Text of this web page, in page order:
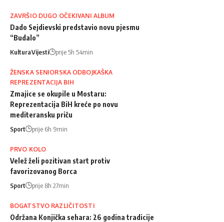
ZAVRŠIO DUGO OČEKIVANI ALBUM
Dado Sejdievski predstavio novu pjesmu
“Budalo”
KulturaVijesti prije 5h 54min
ŽENSKA SENIORSKA ODBOJKAŠKA
REPREZENTACIJA BIH
Zmajice se okupile u Mostaru:
Reprezentacija BiH kreće po novu
mediteransku priču
Sport prije 6h 9min
PRVO KOLO
Velež želi pozitivan start protiv
favorizovanog Borca
Sport prije 8h 27min
BOGATSTVO RAZLIČITOSTI
Održana Konjička sehara: 26 godina tradicije